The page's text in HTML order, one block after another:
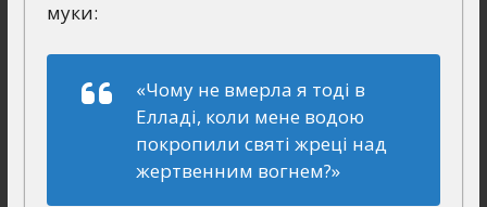
муки:
«Чому не вмерла я тоді в
Елладі, коли мене водою
покропили святі жреці над
жертвенним вогнем?»